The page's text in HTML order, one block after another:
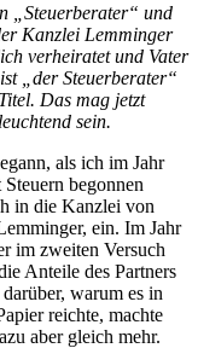
„Steuerberater“ und
Kanzlei Lemminger
verheiratet und Vater
„der Steuerberater“
Das mag jetzt
sein.
als ich im Jahr
begonnen
in die Kanzlei von
ein. Im Jahr
im zweiten Versuch
Anteile des Partners
warum es in
reichte, machte
aber gleich mehr.